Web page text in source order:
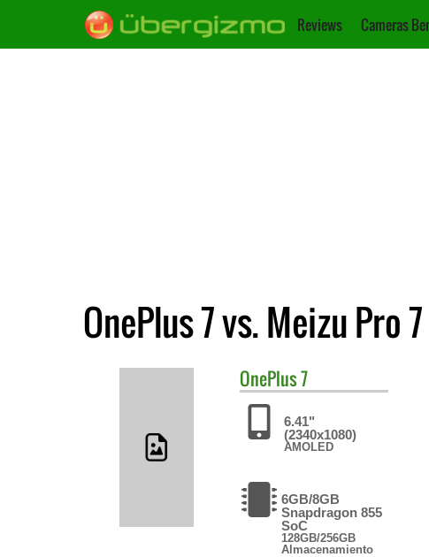
Reviews Cameras
OnePlus 7 vs. Meizu Pro 7
OnePlus7
6.41"
(2340x1080)
AMOLED
6GB/8GB
Snapdragon 855
SoC
128GB/256GB
Almacenamiento